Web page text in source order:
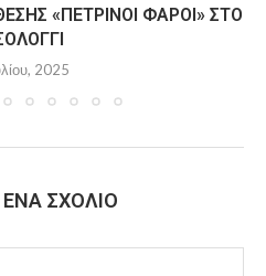
«ΠΈΤΡΙΝΟΙ ΦΆΡΟΙ» ΣΤΟ
2025
ΣΧΌΛΙΟ